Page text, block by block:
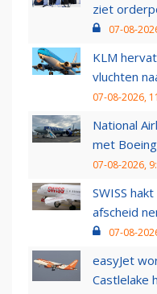
ziet
07-08-
KLM
vluchten
07-08-2026,
National
met
07-08-2026,
SWISS
afscheid
07-08-
easyJet
Castlelake